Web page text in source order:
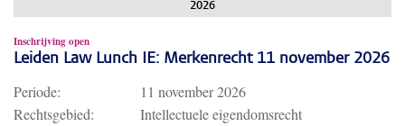
2026
Inschrijving open
Leiden Law Lunch IE: Merkenrecht 11 november 2026
Periode:
11 november 2026
Rechtsgebied:
Intellectuele eigendomsrecht